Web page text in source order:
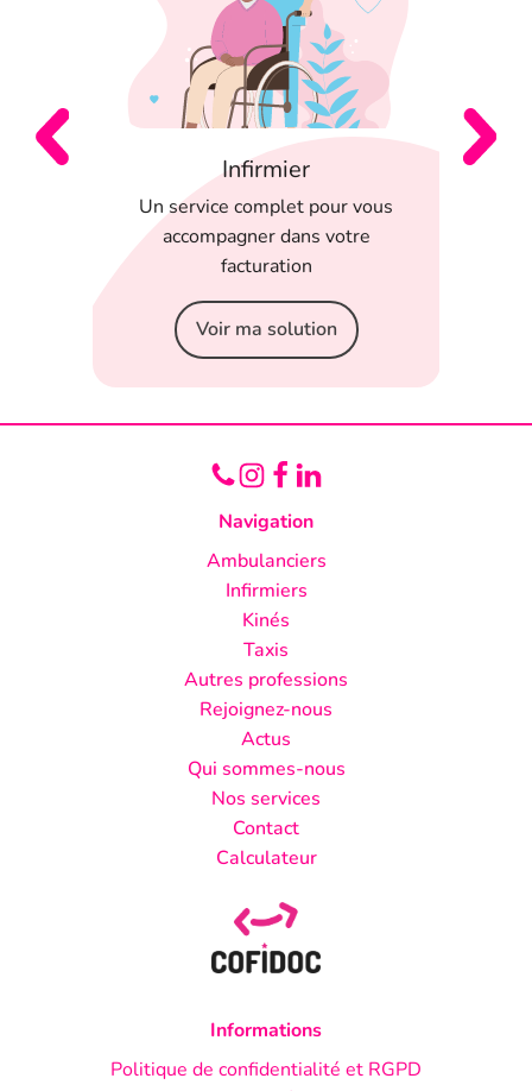
Infirmier
Un service complet pour vous
accompagner dans votre
facturation
Voir ma solution
Navigation
Ambulanciers
Infirmiers
Kinés
Taxis
Autres professions
Rejoignez-nous
Actus
Qui sommes-nous
Nos services
Contact
Calculateur
Informations
Politique de confidentialité et RGPD